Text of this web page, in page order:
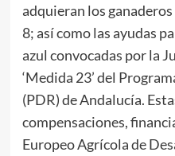
adquieran los
8; así como las ayudas
azul convocadas por la
‘Medida 23’ del
(PDR) de Andalucía.
compensaciones,
Europeo Agrícola de